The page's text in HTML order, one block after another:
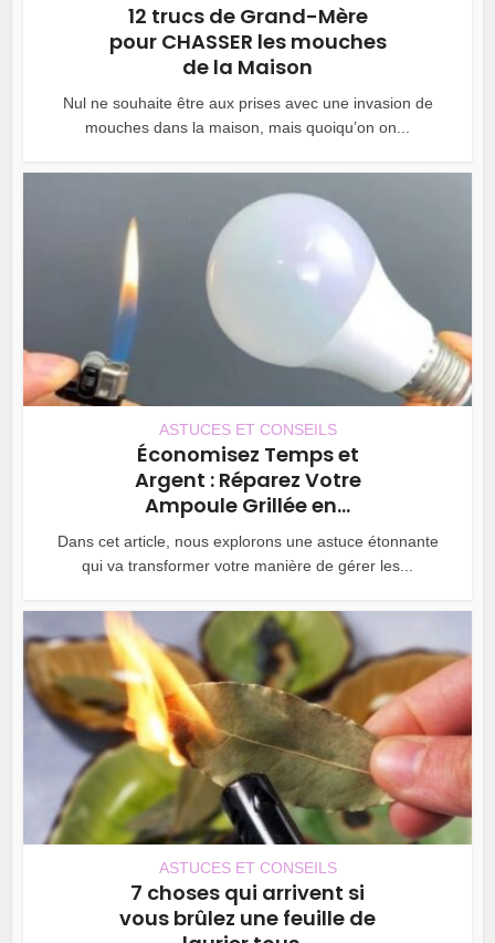
12 trucs de Grand-Mère
pour CHASSER les mouches
de la Maison
Nul ne souhaite être aux prises avec une invasion de
mouches dans la maison, mais quoiqu’on on...
ASTUCES ET CONSEILS
Économisez Temps et
Argent : Réparez Votre
Ampoule Grillée en...
Dans cet article, nous explorons une astuce étonnante
qui va transformer votre manière de gérer les...
ASTUCES ET CONSEILS
7 choses qui arrivent si
vous brûlez une feuille de